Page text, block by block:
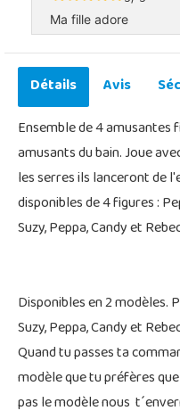
Ma fille adore
Détails Avis
Ensemble de 4
amusants du bain. Joue
les serres ils lanceront de
disponibles de 4 figures :
Suzy, Peppa, Candy et
Disponibles en 2 modèles.
Suzy, Peppa, Candy et
Quand tu passes ta
modèle que tu préfères
pas le modèle nous